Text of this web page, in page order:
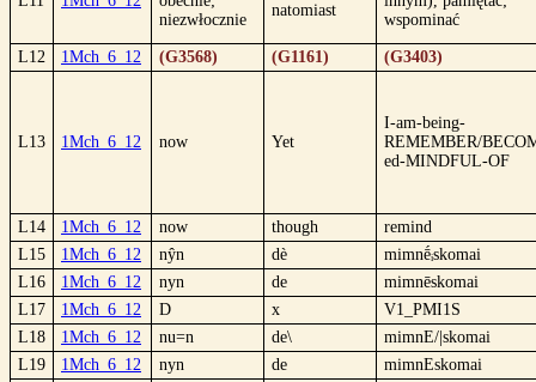
niezwłocznie
natomiast
wspominać
L12 1Mch_6_12 (G3568) (G1161) (G3403)
L13 1Mch_6_12 now Yet
I-am-being-
REMEMBER/
ed-MINDFUL-OF
L14 1Mch_6_12 now though
remind
L15
1Mch_6_12 nŷn dè
mimnḗᵢskomai
L16
1Mch_6_12 nyn de
mimnēskomai
L17
1Mch_6_12 D x
V1_PMI1S
L18
1Mch_6_12 nu=n de\
mimnE/|skomai
L19
1Mch_6_12 nyn de
mimnEskomai